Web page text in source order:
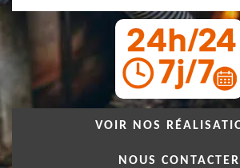
VOIR NOS
NOUS CONTACTER